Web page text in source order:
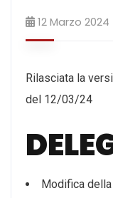
12 Marzo 2024
Rilasciata la
del 12/03/24
Modifica